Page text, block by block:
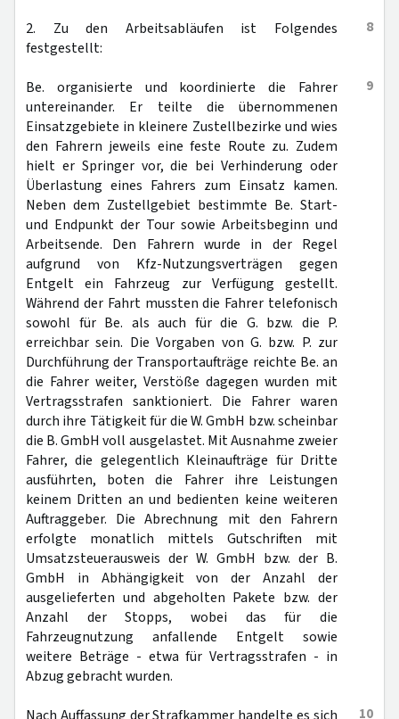
8
2. Zu den Arbeitsabläufen ist Folgendes
festgestellt:
9
Be. organisierte und koordinierte die Fahrer
untereinander. Er teilte die übernommenen
Einsatzgebiete in kleinere Zustellbezirke und wies
den Fahrern jeweils eine feste Route zu. Zudem
hielt er Springer vor, die bei Verhinderung oder
Überlastung eines Fahrers zum Einsatz kamen.
Neben dem Zustellgebiet bestimmte Be. Start-
und Endpunkt der Tour sowie Arbeitsbeginn und
Arbeitsende. Den Fahrern wurde in der Regel
aufgrund von Kfz-Nutzungsverträgen gegen
Entgelt ein Fahrzeug zur Verfügung gestellt.
Während der Fahrt mussten die Fahrer telefonisch
sowohl für Be. als auch für die G. bzw. die P.
erreichbar sein. Die Vorgaben von G. bzw. P. zur
Durchführung der Transportaufträge reichte Be. an
die Fahrer weiter, Verstöße dagegen wurden mit
Vertragsstrafen sanktioniert. Die Fahrer waren
durch ihre Tätigkeit für die W. GmbH bzw. scheinbar
die B. GmbH voll ausgelastet. Mit Ausnahme zweier
Fahrer, die gelegentlich Kleinaufträge für Dritte
ausführten, boten die Fahrer ihre Leistungen
keinem Dritten an und bedienten keine weiteren
Auftraggeber. Die Abrechnung mit den Fahrern
erfolgte monatlich mittels Gutschriften mit
Umsatzsteuerausweis der W. GmbH bzw. der B.
GmbH in Abhängigkeit von der Anzahl der
ausgelieferten und abgeholten Pakete bzw. der
Anzahl der Stopps, wobei das für die
Fahrzeugnutzung anfallende Entgelt sowie
weitere Beträge - etwa für Vertragsstrafen - in
Abzug gebracht wurden.
10